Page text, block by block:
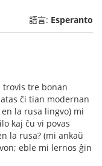
語言: Esperanto
trovis tre bonan
ĉi tian modernan
la rusa lingvo) mi
kaj ĉu vi povas
la rusa? (mi ankaŭ
eble mi lernos ĝin